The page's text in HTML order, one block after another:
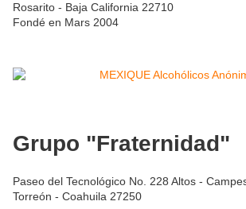
Rosarito - Baja California 22710
Fondé en Mars 2004
Grupo "Fraternidad"
Paseo del Tecnológico No. 228 Altos -
Torreón - Coahuila 27250